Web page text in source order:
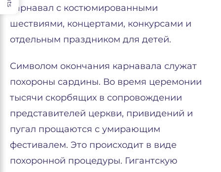
карнавал с костюмированными
шествиями, концертами, конкурсами и
отдельным праздником для детей.
Символом окончания карнавала служат
похороны сардины. Во время церемонии
тысячи скорбящих в сопровождении
представителей церкви, привидений и
пугал прощаются с умирающим
фестивалем. Это происходит в виде
похоронной процедуры. Гигантскую